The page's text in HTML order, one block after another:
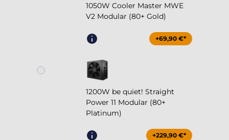
1050W Cooler Master MWE
V2 Modular (80+ Gold)
+69,90 €*
1200W be quiet! Straight
Power 11 Modular (80+
Platinum)
+229,90 €*